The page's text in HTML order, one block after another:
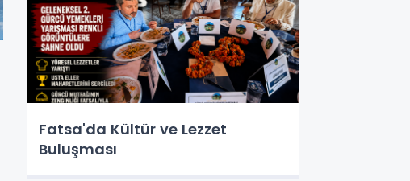
Fatsa'da Kültür ve Lezzet
Buluşması